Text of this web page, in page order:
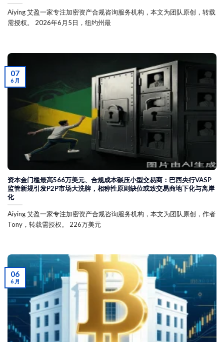
Aiying 艾盈一家专注加密资产合规咨询服务机构，本文为团队原创，转载
需授权。 2026年6月5日，纽约州最
资本金门槛最高566万美元、合规成本碾压小型交易商：巴西央行VASP
监管新规引发P2P市场大洗牌，相称性原则缺位或致交易商地下化与离岸
化
Aiying 艾盈一家专注加密资产合规咨询服务机构，本文为团队原创，作者
Tony，转载需授权。 226万美元
07
6 月
06
6 月